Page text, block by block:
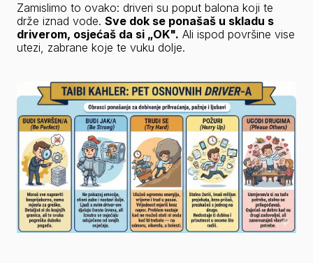
Zamislimo to ovako: driveri su poput balona koji te
drže iznad vode.
driverom, osjećaš da si „OK". Ali ispod površine vise
utezi, zabrane koje te vuku dolje.